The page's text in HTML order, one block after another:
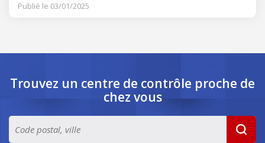
Publié le 03/01/2025
Trouvez un centre de contrôle proche de
chez vous